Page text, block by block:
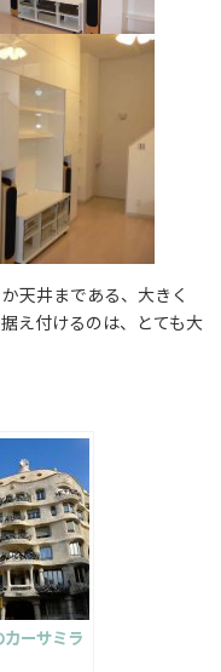
天井まである、大きく
え付けるのは、とても大
ーサミラ